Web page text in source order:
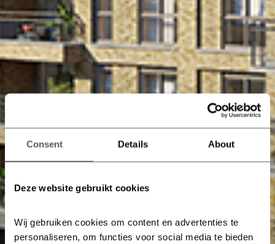
Consent Details About
Deze website gebruikt cookies
Wij gebruiken cookies om content en advertenties te
personaliseren, om functies voor social media te bieden